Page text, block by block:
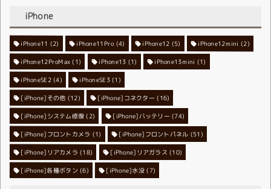
iPhone
iPhone11 (2) iPhone11Pro(4) iPhone12 (5) iPhone12mini (2)
iPhone12ProMax (1) iPhone13 (1) iPhone13mini (1)
iPhoneSE2(4) iPhoneSE3 (1)
[iPhone]その他 (12) [iPhone]コネクター (16)
[iPhone]システム修復 (2) [iPhone]バッテリー (74)
[iPhone]フロントカメラ (1) [iPhone]フロントパネル (51)
[iPhone]リアカメラ (18) [iPhone]リアガラス (10)
[iPhone]各種ボタン (6) [iPhone]水没 (7)